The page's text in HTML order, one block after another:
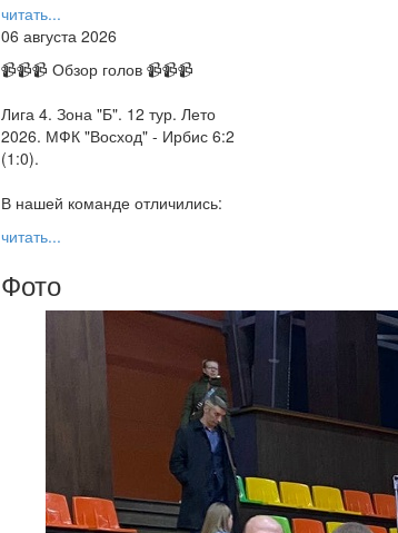
читать...
06 августа 2026
📹📹📹 Обзор голов 📹📹📹
Лига 4. Зона "Б". 12 тур. Лето
2026. МФК "Восход" - Ирбис 6:2
(1:0).
В нашей команде отличились:
читать...
Фото